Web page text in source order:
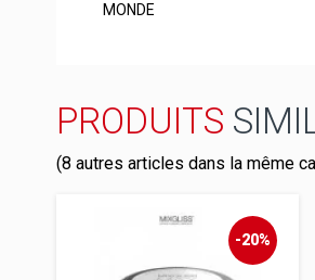
MONDE
PRODUITS
(8 autres articles dans la même
-20%